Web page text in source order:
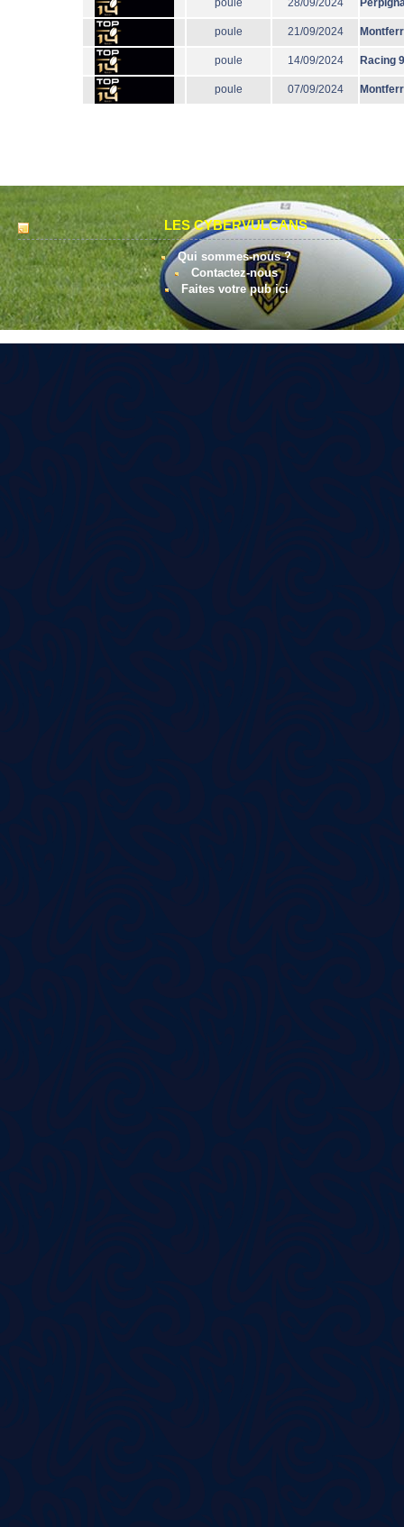
poule 28/09/2024
poule 21/09/2024
poule 14/09/2024 Racing
poule 07/09/2024
LES CYBERVULCANS
Qui sommes-nous ?
Contactez-nous
Faites votre pub ici